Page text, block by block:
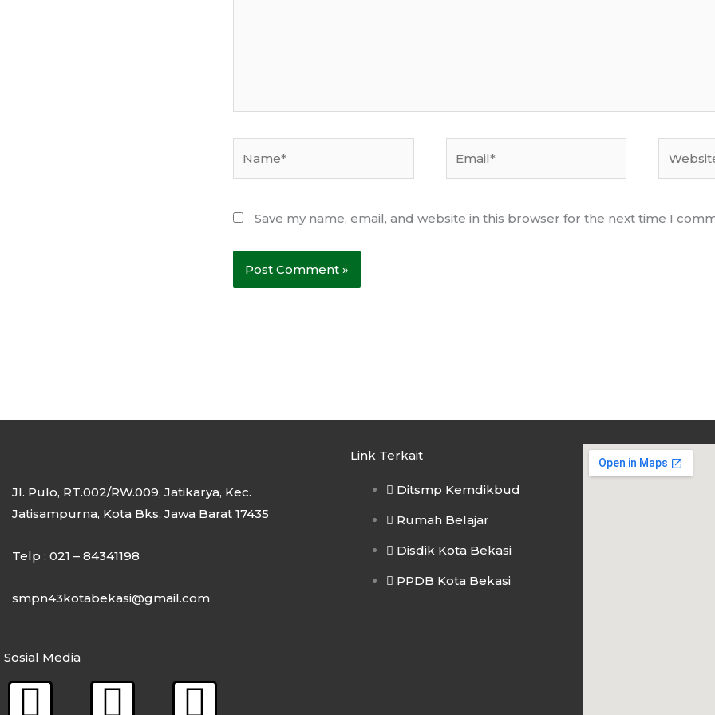
Save my name, email, and website in this browser for the next time I
Jl. Pulo, RT.002/RW.009, Jatikarya, Kec.
Jatisampurna, Kota Bks, Jawa Barat 17435
Telp : 021 – 84341198
smpn43kotabekasi@gmail.com
Sosial Media
F I Y
Link Terkait
Ditsmp Kemdikbud
Rumah Belajar
Disdik Kota Bekasi
PPDB Kota Bekasi